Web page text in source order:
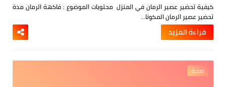
كيفية تحضير عصير الرمان في المنزل محتويات الموضوع :فاكهة الرمانمدة
تحضير عصير الرمانالمكونا…
قراءة المزيد
صحة